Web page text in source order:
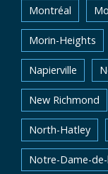
Montréal
Morin-Heights
Napierville
New Richmond
North-Hatley
Notre-Dame-